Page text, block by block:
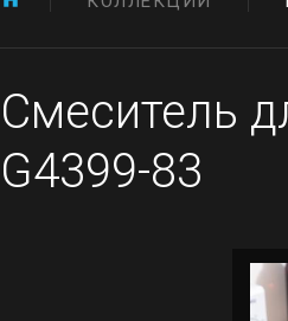
Смеситель
G4399-83